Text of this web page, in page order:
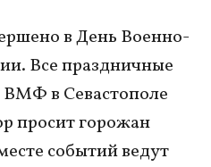
в День Военно-
Все праздничные
в Севастополе
просит горожан
событий ведут